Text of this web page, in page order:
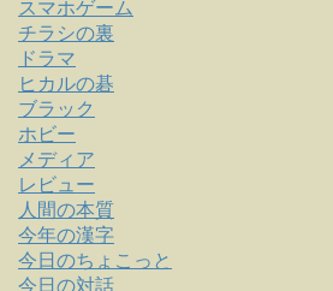
スマホゲーム
チラシの裏
ドラマ
ヒカルの碁
ブラック
ホビー
メディア
レビュー
人間の本質
今年の漢字
今日のちょこっと
今日の対話